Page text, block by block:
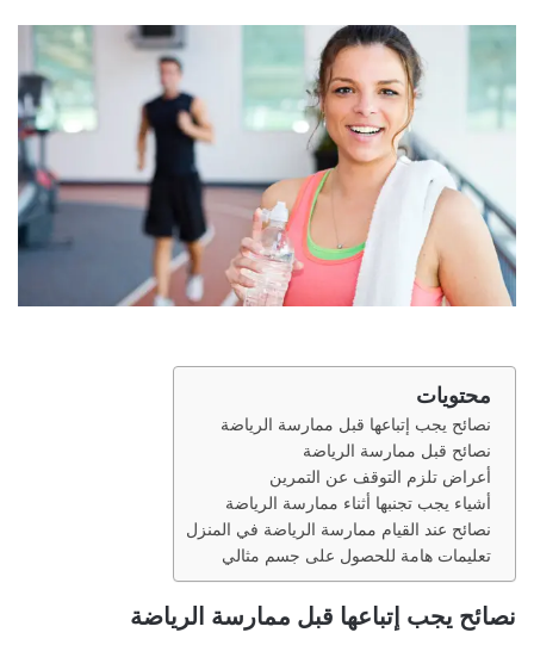
محتويات
نصائح يجب إتباعها قبل ممارسة الرياضة
نصائح قبل ممارسة الرياضة
أعراض تلزم التوقف عن التمرين
أشياء يجب تجنبها أثناء ممارسة الرياضة
نصائح عند القيام ممارسة الرياضة في المنزل
تعليمات هامة للحصول على جسم مثالي
نصائح يجب إتباعها قبل ممارسة الرياضة